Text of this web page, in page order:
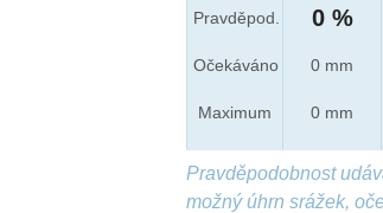
Pravděpod.
Očekáváno
Maximum
0 %
0 mm
0 mm
Pravděpodobnost
možný úhrn srážek,